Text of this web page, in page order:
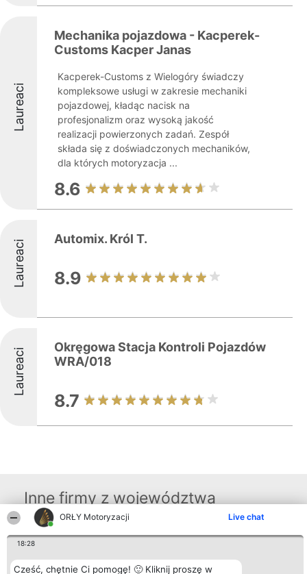
ORŁY Motoryzacji Live chat
18:28
Cześć, chętnie Ci pomogę! 🙂 Kliknij proszę w
Laureaci
Mechanika pojazdowa - Kacperek-
Customs Kacper Janas
Kacperek-Customs z Wielogóry świadczy
kompleksowe usługi w zakresie mechaniki
pojazdowej, kładąc nacisk na
profesjonalizm oraz wysoką jakość
realizacji powierzonych zadań. Zespół
składa się z doświadczonych mechaników,
dla których motoryzacja ...
8.6
Laureaci Automix. Król T.
8.9
Laureaci
Okręgowa Stacja Kontroli Pojazdów
WRA/018
8.7
Inne firmy z województwa
Organizator plebiscytu
o. sp. k.
Lista